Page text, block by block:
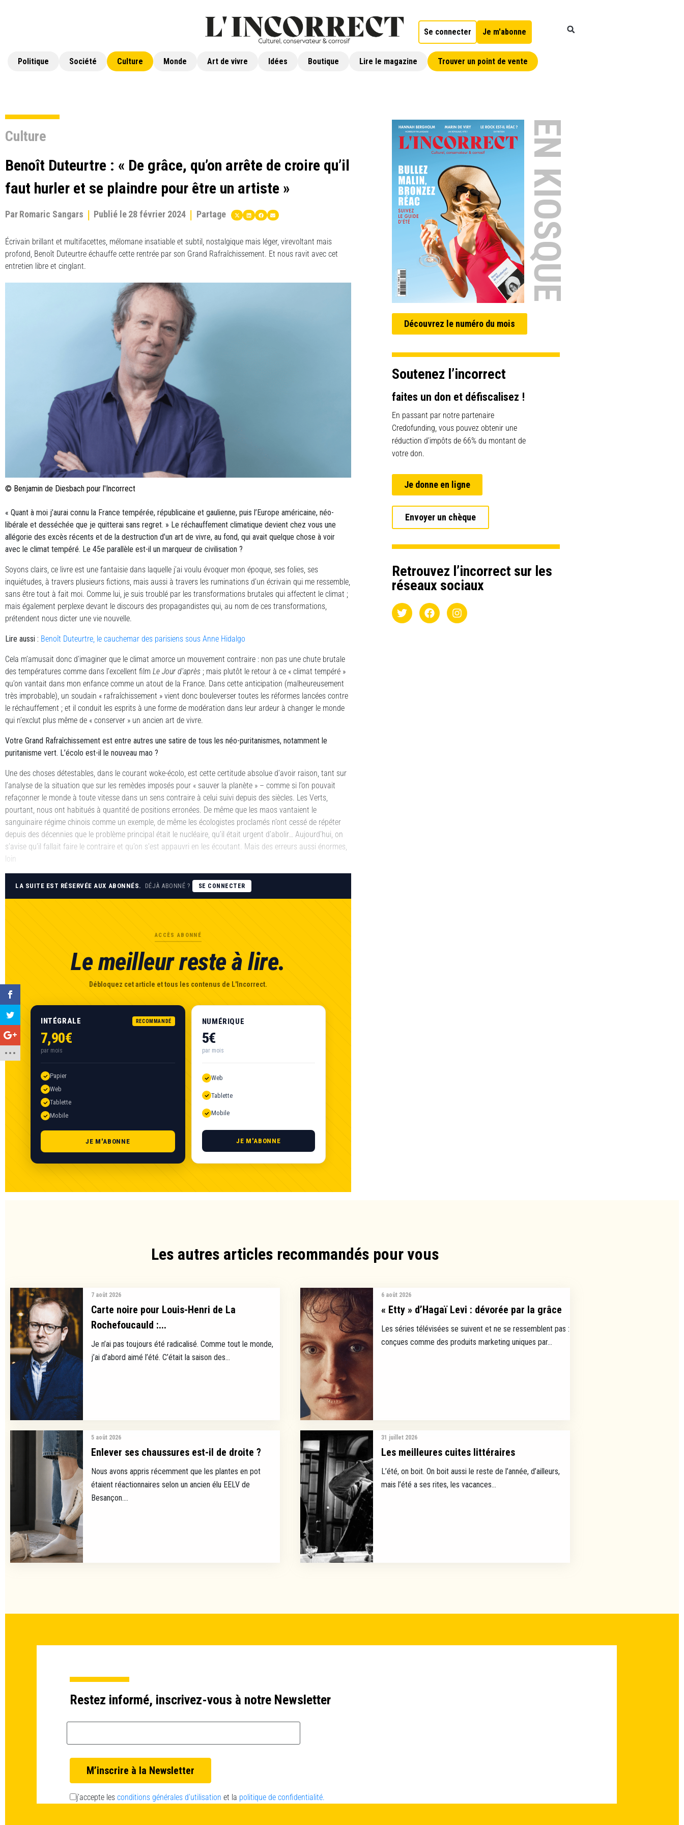
Se connecter Je m'abonne
Politique Société Culture Monde Art de vivre Idées Boutique Lire le magazine Trouver un point de vente
Culture
Benoît Duteurtre : « De grâce, qu’on arrête de croire qu’il
faut hurler et se plaindre pour être un artiste »
ParRomaric Sangars Publié le28 février 2024 Partage
Écrivain brillant et multifacettes, mélomane insatiable et subtil, nostalgique mais léger, virevoltant mais
profond, Benoît Duteurtre échauffe cette rentrée par son Grand Rafraîchissement. Et nous ravit avec cet
entretien libre et cinglant.
© Benjamin de Diesbach pour l'Incorrect
« Quant à moi j’aurai connu la France tempérée, républicaine et gaulienne, puis l’Europe américaine, néo-
libérale et desséchée que je quitterai sans regret. » Le réchauffement climatique devient chez vous une
allégorie des excès récents et de la destruction d’un art de vivre, au fond, qui avait quelque chose à voir
avec le climat tempéré. Le 45e parallèle est-il un marqueur de civilisation ?
Soyons clairs, ce livre est une fantaisie dans laquelle j’ai voulu évoquer mon époque, ses folies, ses
inquiétudes, à travers plusieurs fictions, mais aussi à travers les ruminations d’un écrivain qui me ressemble,
sans être tout à fait moi. Comme lui, je suis troublé par les transformations brutales qui affectent le climat ;
mais également perplexe devant le discours des propagandistes qui, au nom de ces transformations,
prétendent nous dicter une vie nouvelle.
Lire aussi : Benoît Duteurtre, le cauchemar des parisiens sous Anne Hidalgo
Cela m’amusait donc d’imaginer que le climat amorce un mouvement contraire : non pas une chute brutale
des températures comme dans l’excellent film Le Jour d’après ; mais plutôt le retour à ce « climat tempéré »
qu’on vantait dans mon enfance comme un atout de la France. Dans cette anticipation (malheureusement
très improbable), un soudain « rafraîchissement » vient donc bouleverser toutes les réformes lancées contre
le réchauffement ; et il conduit les esprits à une forme de modération dans leur ardeur à changer le monde
qui n’exclut plus même de « conserver » un ancien art de vivre.
Votre Grand Rafraîchissement est entre autres une satire de tous les néo-puritanismes, notamment le
puritanisme vert. L’écolo est-il le nouveau mao ?
Une des choses détestables, dans le courant woke-écolo, est cette certitude absolue d’avoir raison, tant sur
l’analyse de la situation que sur les remèdes imposés pour « sauver la planète » – comme si l’on pouvait
refaçonner le monde à toute vitesse dans un sens contraire à celui suivi depuis des siècles. Les Verts,
pourtant, nous ont habitués à quantité de positions erronées. De même que les maos vantaient le
sanguinaire régime chinois comme un exemple, de même les écologistes proclamés n’ont cessé de répéter
depuis des décennies que le problème principal était le nucléaire, qu’il était urgent d’abolir… Aujourd’hui, on
s’avise qu’il fallait faire le contraire et qu’on s’est appauvri en les écoutant. Mais des erreurs aussi énormes,
loin
LA SUITE EST RÉSERVÉE AUX ABONNÉS. DÉJÀ ABONNÉ ? SE CONNECTER
ACCÈS ABONNÉ
Le meilleur reste à lire.
Débloquez cet article et tous les contenus de L'Incorrect.
INTÉGRALE RECOMMANDÉ
7,90€
par mois
Papier
Web
Tablette
Mobile
JE M'ABONNE
NUMÉRIQUE
5€
par mois
Web
Tablette
Mobile
JE M'ABONNE
EN KIOSQUE
Découvrez le numéro du mois
Soutenez l’incorrect
faites un don et défiscalisez !
En passant par notre partenaire
Credofunding, vous pouvez obtenir une
réduction d’impôts de 66% du montant de
votre don.
Je donne en ligne
Envoyer un chèque
Retrouvez l’incorrect sur les
réseaux sociaux
Les autres articles recommandés pour vous​
7 août 2026
Carte noire pour Louis-Henri de La
Rochefoucauld :...
Je n’ai pas toujours été radicalisé. Comme tout le monde,
j’ai d’abord aimé l’été. C’était la saison des...
6 août 2026
« Etty » d’Hagaï Levi : dévorée par la grâce
Les séries télévisées se suivent et ne se ressemblent pas :
conçues comme des produits marketing uniques par...
5 août 2026
Enlever ses chaussures est-il de droite ?
Nous avons appris récemment que les plantes en pot
étaient réactionnaires selon un ancien élu EELV de
Besançon....
31 juillet 2026
Les meilleures cuites littéraires
L’été, on boit. On boit aussi le reste de l’année, d’ailleurs,
mais l’été a ses rites, les vacances...
Restez informé, inscrivez-vous à notre Newsletter
j’accepte les conditions générales d’utilisation et la politique de confidentialité.